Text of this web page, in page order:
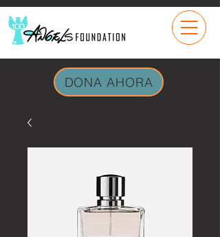
DONA AHORA